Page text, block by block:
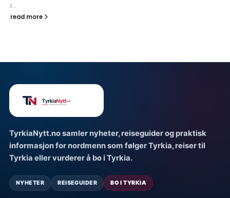
i...
read more
TyrkiaNytt.no samler nyheter, reiseguider og praktisk
informasjon for nordmenn som følger Tyrkia, reiser til
Tyrkia eller vurderer å bo i Tyrkia.
NYHETER REISEGUIDER BO I TYRKIA